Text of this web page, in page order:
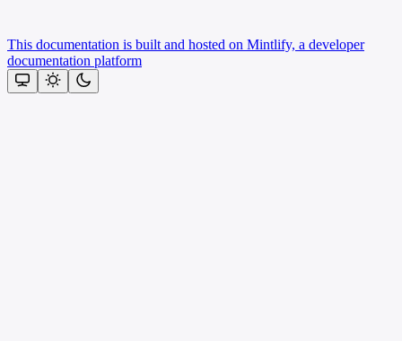
This documentation is built and hosted on Mintlify, a developer
documentation platform